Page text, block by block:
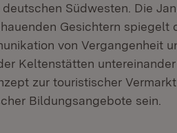
Südwesten. Die
Gesichtern spiegelt
von Vergangenheit
Keltenstätten
zur touristischer
Bildungsangebote sein.